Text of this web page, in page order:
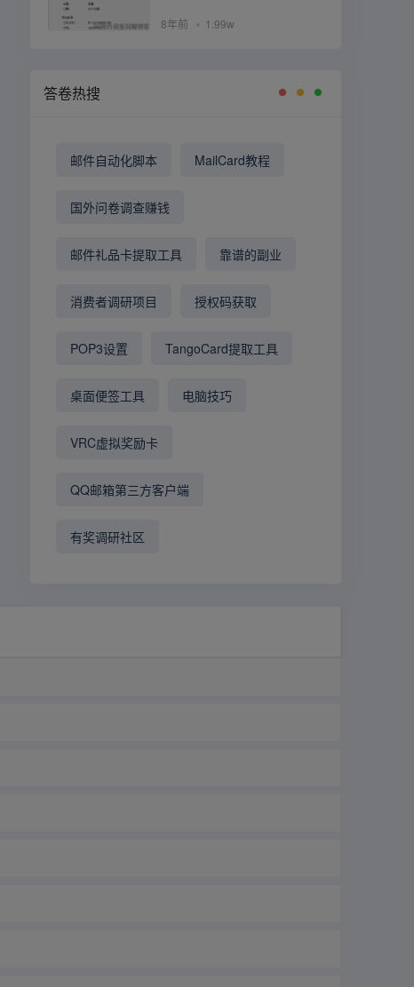
8年前 1.99w
答卷热搜
邮件自动化脚本 MailCard教程
国外问卷调查赚钱
邮件礼品卡提取工具 靠谱的副业
消费者调研项目 授权码获取
POP3设置 TangoCard提取工具
桌面便签工具 电脑技巧
VRC虚拟奖励卡
QQ邮箱第三方客户端
有奖调研社区